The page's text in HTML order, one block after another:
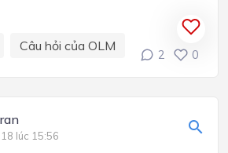
Câu hỏi của OLM
2 0
lúc 15:56